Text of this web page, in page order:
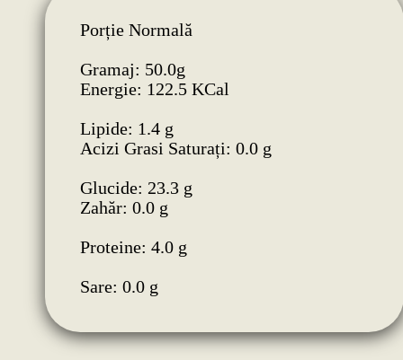
Porție Normală
Gramaj: 50.0g
Energie: 122.5 KCal
Lipide: 1.4 g
Acizi Grasi Saturați: 0.0 g
Glucide: 23.3 g
Zahăr: 0.0 g
Proteine: 4.0 g
Sare: 0.0 g